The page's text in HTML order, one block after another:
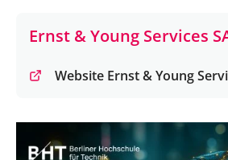
Ernst & Young Services
Website Ernst & Young